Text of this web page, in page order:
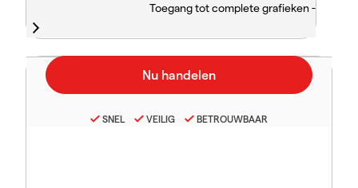
Toegang tot complete grafieken -
SNEL VEILIG BETROUWBAAR